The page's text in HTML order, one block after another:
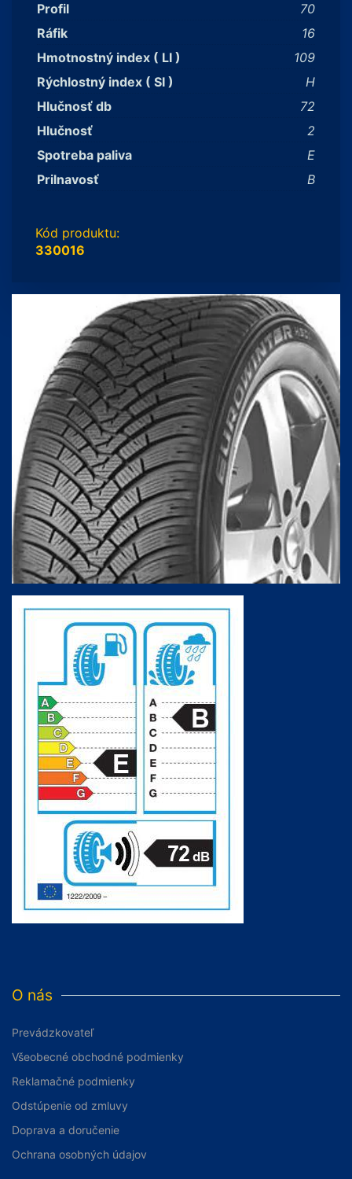
Profil
70
Ráfik
16
Hmotnostný index ( LI )
109
Rýchlostný index ( SI )
H
Hlučnosť db
72
Hlučnosť
2
Spotreba paliva
E
Prilnavosť
B
Kód produktu:
330016
O nás
Prevádzkovateľ
Všeobecné obchodné podmienky
Reklamačné podmienky
Odstúpenie od zmluvy
Doprava a doručenie
Ochrana osobných údajov